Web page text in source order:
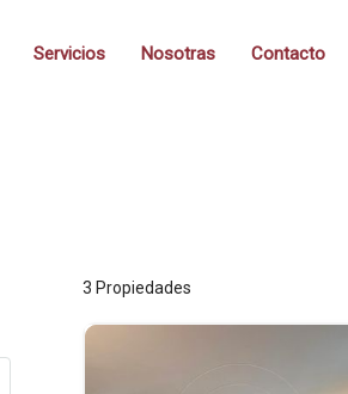
Servicios Nosotras Contacto
3 Propiedades